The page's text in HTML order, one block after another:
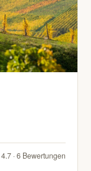
4.7 · 6 Bewertungen